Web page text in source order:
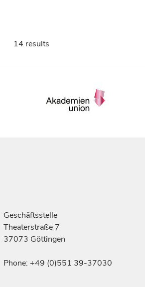
14 results
Geschäftsstelle
Theaterstraße 7
37073 Göttingen
Phone: +49 (0)551 39-37030